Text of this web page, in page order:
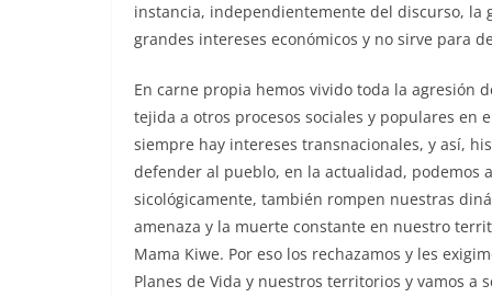
instancia, independientemente del discurso, la
grandes intereses económicos y no sirve para
En carne propia hemos vivido toda la agresión
tejida a otros procesos sociales y populares en
siempre hay intereses transnacionales, y así,
defender al pueblo, en la actualidad, podemos
sicológicamente, también rompen nuestras
amenaza y la muerte constante en nuestro
Mama Kiwe. Por eso los rechazamos y les
Planes de Vida y nuestros territorios y vamos